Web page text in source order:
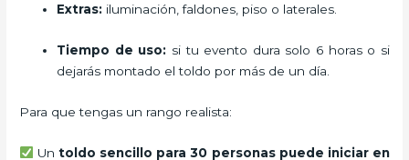
Extras: iluminación, faldones, piso o laterales.
Tiempo de uso: si tu evento dura solo 6 horas o si
dejarás montado el toldo por más de un día.
Para que tengas un rango realista:
Un toldo sencillo para 30 personas puede iniciar en